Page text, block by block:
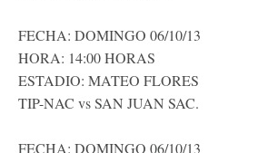
FECHA: DOMINGO 06/10/13
HORA: 14:00 HORAS
ESTADIO: MATEO FLORES
TIP-NAC vs SAN JUAN SAC.
FECHA: DOMINGO 06/10/13